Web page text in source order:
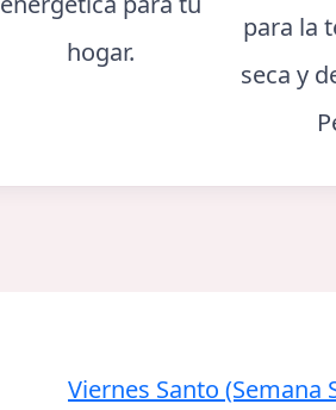
hogar.
para la
seca y
Viernes Santo (Semana